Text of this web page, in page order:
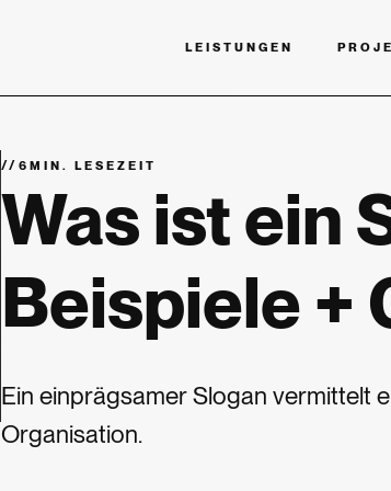
LEISTUNGEN
// MIN. LESEZEIT
Was ist ein
Beispiele +
Ein einprägsamer Slogan vermittelt
Organisation.